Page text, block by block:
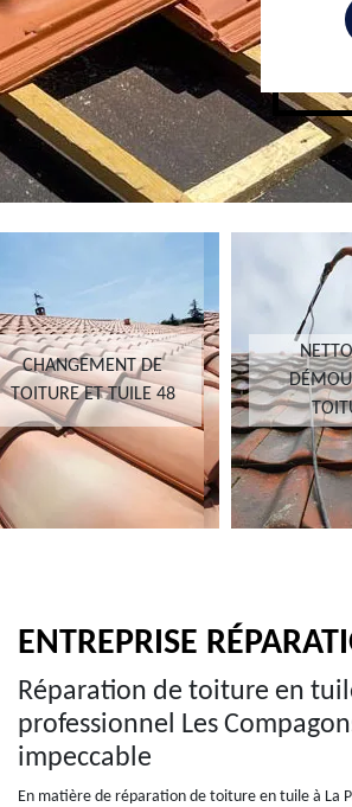
CHANGEMENT DE
TOITURE ET TUILE 48
ENTREPRISE
Réparation de toiture en
professionnel Les
impeccable
En matière de réparation de toiture en tuile à La